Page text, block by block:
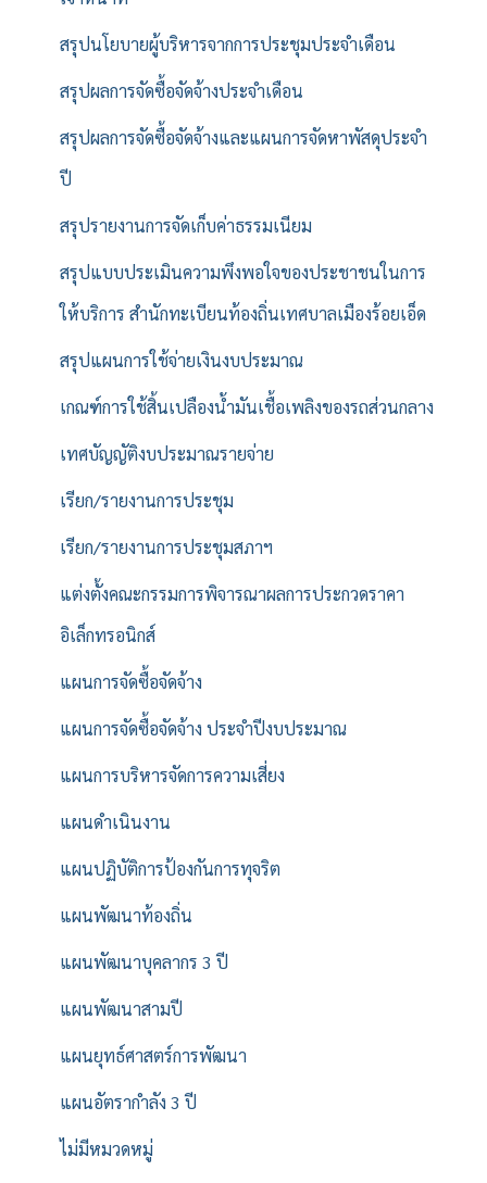
สรุปนโยบายผู้บริหารจากการประชุมประจำเดือน
สรุปผลการจัดซื้อจัดจ้างประจำเดือน
สรุปผลการจัดซื้อจัดจ้างและแผนการจัดหาพัสดุประจำ
ปี
สรุปรายงานการจัดเก็บค่าธรรมเนียม
สรุปแบบประเมินความพึงพอใจของประชาชนในการ
ให้บริการ สำนักทะเบียนท้องถิ่นเทศบาลเมืองร้อยเอ็ด
สรุปแผนการใช้จ่ายเงินงบประมาณ
เกณฑ์การใช้สิ้นเปลืองน้ำมันเชื้อเพลิงของรถส่วนกลาง
เทศบัญญัติงบประมาณรายจ่าย
เรียก/รายงานการประชุม
เรียก/รายงานการประชุมสภาฯ
แต่งตั้งคณะกรรมการพิจารณาผลการประกวดราคา
อิเล็กทรอนิกส์
แผนการจัดซื้อจัดจ้าง
แผนการจัดซื้อจัดจ้าง ประจำปีงบประมาณ
แผนการบริหารจัดการความเสี่ยง
แผนดำเนินงาน
แผนปฏิบัติการป้องกันการทุจริต
แผนพัฒนาท้องถิ่น
แผนพัฒนาบุคลากร 3 ปี
แผนพัฒนาสามปี
แผนยุทธ์ศาสตร์การพัฒนา
แผนอัตรากำลัง 3 ปี
ไม่มีหมวดหมู่